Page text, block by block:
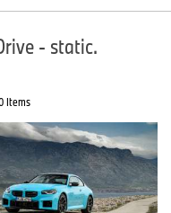
- static.
Items